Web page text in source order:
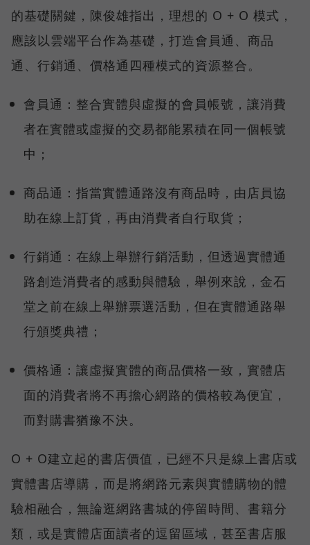
的基礎關鍵，陳俊雄指出，理想的 O + O 模式，
應該以雲端平台作為基礎，打造會員通、商品
通、行銷通、價格通四種模式的資源整合。
會員通：整合實體與虛擬的會員帳號，讓消費
者在實體或虛擬的交易都能累積在同一個帳號
中；
商品通：指當實體通路沒有商品時，由店員協
助在線上訂貨，再由消費者自行取貨；
行銷通：在線上舉辦行銷活動，但透過實體通
路創造消費者的感動與體驗，舉例來說，金石
堂之前在線上舉辦票選活動，但在實體通路舉
行頒獎典禮；
價格通：讓虛擬實體的商品價格一致，實體店
面的消費者將不再擔心網路的價格較為便宜，
而對購書猶豫不決。
O + O建立起的書店價值，已經不只是線上書店或
實體書店導購，而是將網路元素與實體購物的體
驗相融合，無論逛網路書城的停留時間、書籍分
類，或是實體店面讀者的逗留區域，甚至書店服